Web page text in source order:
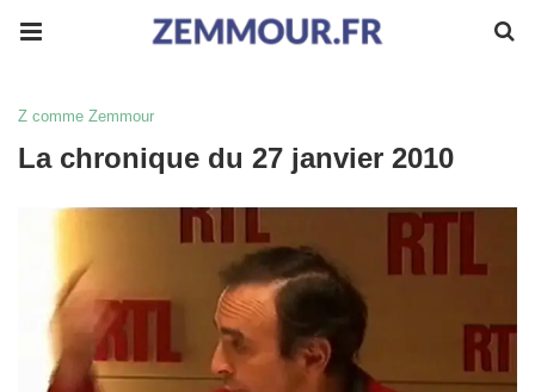
Z comme Zemmour
La chronique du 27 janvier 2010